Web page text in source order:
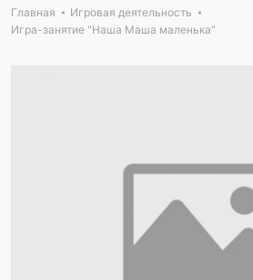
Главная
Игровая деятельность
Игра-занятие "Наша Маша маленька"